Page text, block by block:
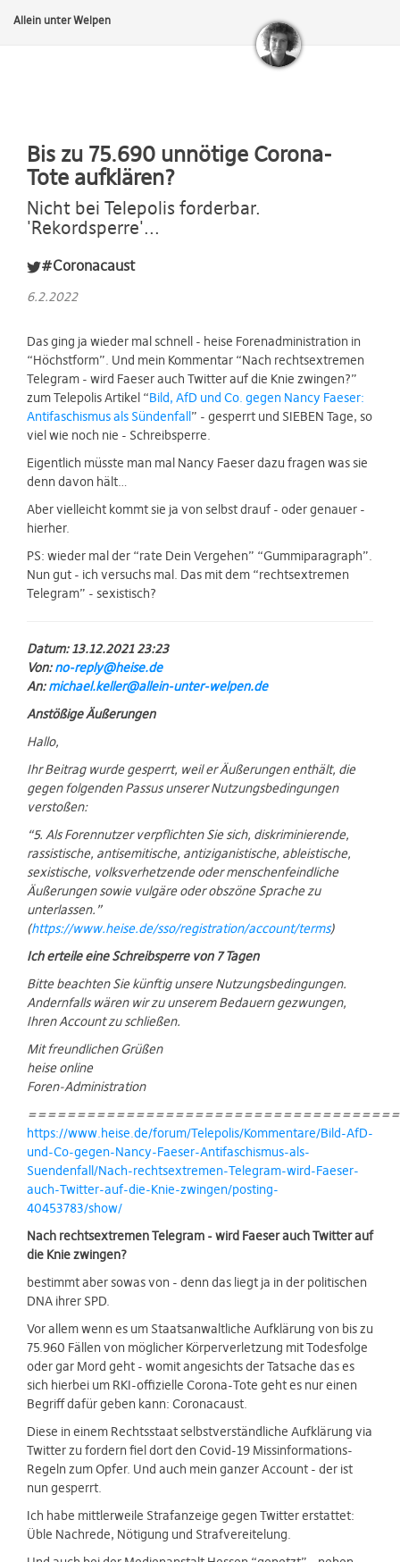
Allein unter Welpen
Bis zu 75.690 unnötige Corona-
Tote aufklären?
Nicht bei Telepolis forderbar.
'Rekordsperre'...
#Coronacaust
6.2.2022
Das ging ja wieder mal schnell - heise Forenadministration in
“Höchstform”. Und mein Kommentar “Nach rechtsextremen
Telegram - wird Faeser auch Twitter auf die Knie zwingen?”
zum Telepolis Artikel “Bild, AfD und Co. gegen Nancy Faeser:
Antifaschismus als Sündenfall” - gesperrt und SIEBEN Tage, so
viel wie noch nie - Schreibsperre.
Eigentlich müsste man mal Nancy Faeser dazu fragen was sie
denn davon hält…
Aber vielleicht kommt sie ja von selbst drauf - oder genauer -
hierher.
PS: wieder mal der “rate Dein Vergehen” “Gummiparagraph”.
Nun gut - ich versuchs mal. Das mit dem “rechtsextremen
Telegram” - sexistisch?
Datum: 13.12.2021 23:23
Von:no-reply@heise.de
An:michael.keller@allein-unter-welpen.de
Anstößige Äußerungen
Hallo,
Ihr Beitrag wurde gesperrt, weil er Äußerungen enthält, die
gegen folgenden Passus unserer Nutzungsbedingungen
verstoßen:
“5. Als Forennutzer verpflichten Sie sich, diskriminierende,
rassistische, antisemitische, antiziganistische, ableistische,
sexistische, volksverhetzende oder menschenfeindliche
Äußerungen sowie vulgäre oder obszöne Sprache zu
unterlassen.”
(https://www.heise.de/sso/registration/account/terms)
Ich erteile eine Schreibsperre von 7 Tagen
Bitte beachten Sie künftig unsere Nutzungsbedingungen.
Andernfalls wären wir zu unserem Bedauern gezwungen,
Ihren Account zu schließen.
Mit freundlichen Grüßen
heise online
Foren-Administration
https://www.heise.de/forum/Telepolis/Kommentare/Bild-AfD-
und-Co-gegen-Nancy-Faeser-Antifaschismus-als-
Suendenfall/Nach-rechtsextremen-Telegram-wird-Faeser-
auch-Twitter-auf-die-Knie-zwingen/posting-
40453783/show/
Nach rechtsextremen Telegram - wird Faeser auch Twitter auf
die Knie zwingen?
bestimmt aber sowas von - denn das liegt ja in der politischen
DNA ihrer SPD.
Vor allem wenn es um Staatsanwaltliche Aufklärung von bis zu
75.960 Fällen von möglicher Körperverletzung mit Todesfolge
oder gar Mord geht - womit angesichts der Tatsache das es
sich hierbei um RKI-offizielle Corona-Tote geht es nur einen
Begriff dafür geben kann: Coronacaust.
Diese in einem Rechtsstaat selbstverständliche Aufklärung via
Twitter zu fordern fiel dort den Covid-19 Missinformations-
Regeln zum Opfer. Und auch mein ganzer Account - der ist
nun gesperrt.
Ich habe mittlerweile Strafanzeige gegen Twitter erstattet:
Üble Nachrede, Nötigung und Strafvereitelung.